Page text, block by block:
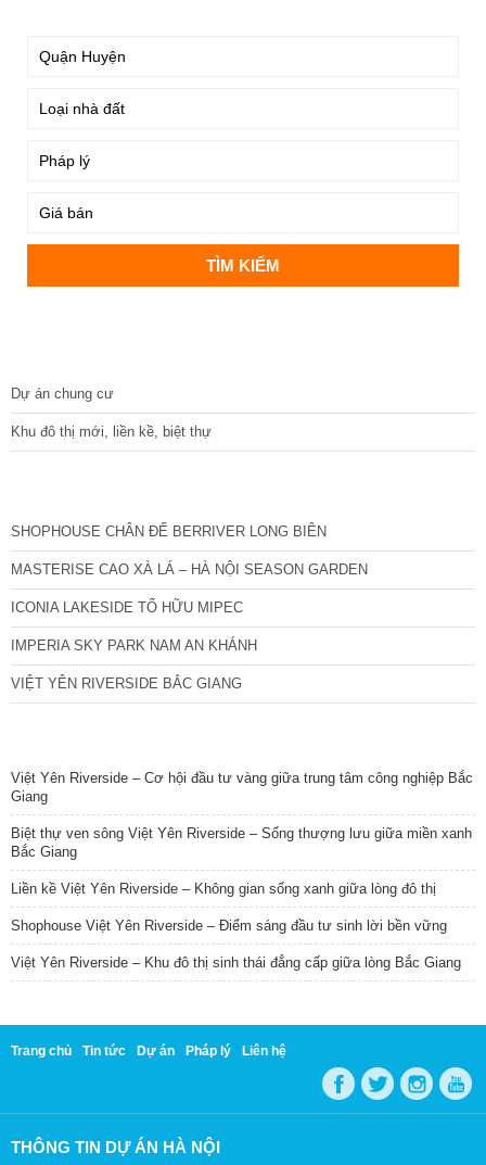
Dự án chung cư
Khu đô thị mới, liền kề, biệt thự
SHOPHOUSE CHÂN ĐẾ BERRIVER LONG BIÊN
MASTERISE CAO XÀ LÁ – HÀ NỘI SEASON GARDEN
ICONIA LAKESIDE TỐ HỮU MIPEC
IMPERIA SKY PARK NAM AN KHÁNH
VIỆT YÊN RIVERSIDE BẮC GIANG
Việt Yên Riverside – Cơ hội đầu tư vàng giữa trung tâm công nghiệp Bắc
Giang
Biệt thự ven sông Việt Yên Riverside – Sống thượng lưu giữa miền xanh
Bắc Giang
Liền kề Việt Yên Riverside – Không gian sống xanh giữa lòng đô thị
Shophouse Việt Yên Riverside – Điểm sáng đầu tư sinh lời bền vững
Việt Yên Riverside – Khu đô thị sinh thái đẳng cấp giữa lòng Bắc Giang
Trang chủ Tin tức Dự án Pháp lý Liên hệ
THÔNG TIN DỰ ÁN HÀ NỘI